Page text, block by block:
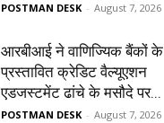
POSTMAN DESK - August 7, 2026
आरबीआई ने वाणिज्यिक बैंकों के
प्रस्तावित क्रेडिट वैल्यूएशन
एडजस्टमेंट ढांचे के मसौदे पर...
POSTMAN DESK - August 7, 2026